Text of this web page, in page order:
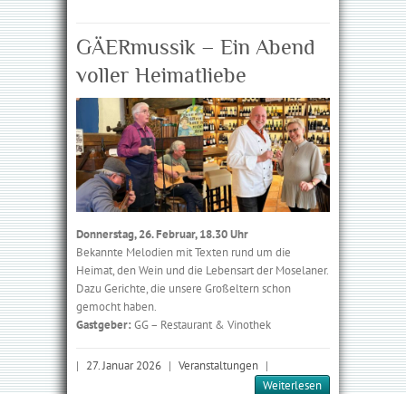
GÄERmussik – Ein Abend
voller Heimatliebe
Donnerstag, 26. Februar, 18.30 Uhr
Bekannte Melodien mit Texten rund um die
Heimat, den Wein und die Lebensart der Moselaner.
Dazu Gerichte, die unsere Großeltern schon
gemocht haben.
Gastgeber: GG – Restaurant & Vinothek
| 27. Januar 2026 | Veranstaltungen |
Weiterlesen